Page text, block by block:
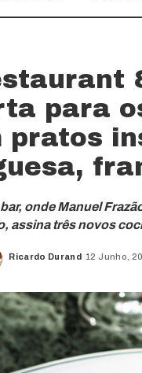
para
pratos
onde Manuel
assina três novos
Posted
Ricardo Durand 12 Junho,